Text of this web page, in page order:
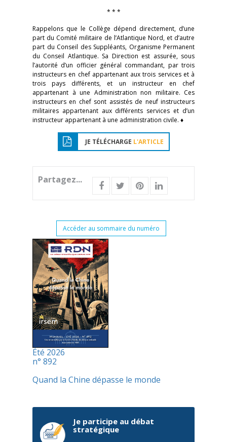
* * *
Rappelons que le Collège dépend directement, d’une
part du Comité militaire de l’Atlantique Nord, et d’autre
part du Conseil des Suppléants, Organisme Permanent
du Conseil Atlantique. Sa Direction est assurée, sous
l’autorité d’un officier général commandant, par trois
instructeurs en chef appartenant aux trois services et à
trois pays différents, et un instructeur en chef
appartenant à une Administration non militaire. Ces
instructeurs en chef sont assistés de neuf instructeurs
militaires appartenant aux différents services et d’un
instructeur appartenant à une administration civile. ♦
JE TÉLÉCHARGE L'ARTICLE
Partagez...
Accéder au sommaire du numéro
Été 2026
n° 892
Quand la Chine dépasse le monde
Je participe au débat
stratégique